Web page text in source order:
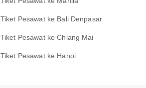
Tiket Pesawat ke Bali Denpasar
Tiket Pesawat ke Chiang Mai
Tiket Pesawat ke Hanoi